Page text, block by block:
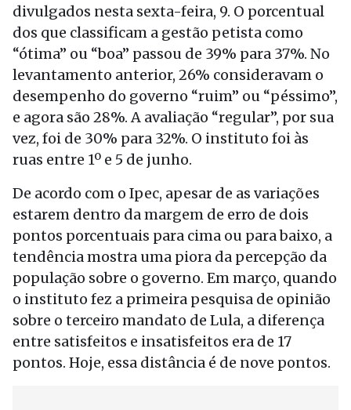
divulgados nesta sexta-feira, 9. O porcentual
dos que classificam a gestão petista como
“ótima” ou “boa” passou de 39% para 37%. No
levantamento anterior, 26% consideravam o
desempenho do governo “ruim” ou “péssimo”,
e agora são 28%. A avaliação “regular”, por sua
vez, foi de 30% para 32%. O instituto foi às
ruas entre 1º e 5 de junho.
De acordo com o Ipec, apesar de as variações
estarem dentro da margem de erro de dois
pontos porcentuais para cima ou para baixo, a
tendência mostra uma piora da percepção da
população sobre o governo. Em março, quando
o instituto fez a primeira pesquisa de opinião
sobre o terceiro mandato de Lula, a diferença
entre satisfeitos e insatisfeitos era de 17
pontos. Hoje, essa distância é de nove pontos.